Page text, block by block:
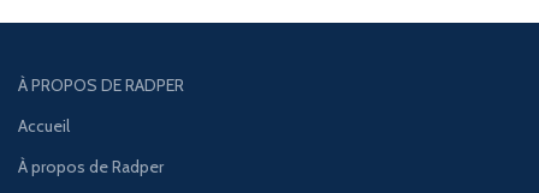
À PROPOS DE RADPER
Accueil
À propos de Radper